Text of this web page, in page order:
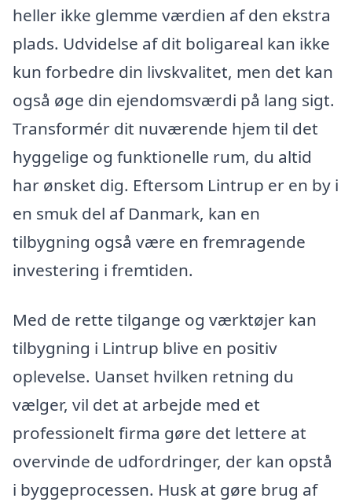
heller ikke glemme værdien af den ekstra
plads. Udvidelse af dit boligareal kan ikke
kun forbedre din livskvalitet, men det kan
også øge din ejendomsværdi på lang sigt.
Transformér dit nuværende hjem til det
hyggelige og funktionelle rum, du altid
har ønsket dig. Eftersom Lintrup er en by i
en smuk del af Danmark, kan en
tilbygning også være en fremragende
investering i fremtiden.
Med de rette tilgange og værktøjer kan
tilbygning i Lintrup blive en positiv
oplevelse. Uanset hvilken retning du
vælger, vil det at arbejde med et
professionelt firma gøre det lettere at
overvinde de udfordringer, der kan opstå
i byggeprocessen. Husk at gøre brug af